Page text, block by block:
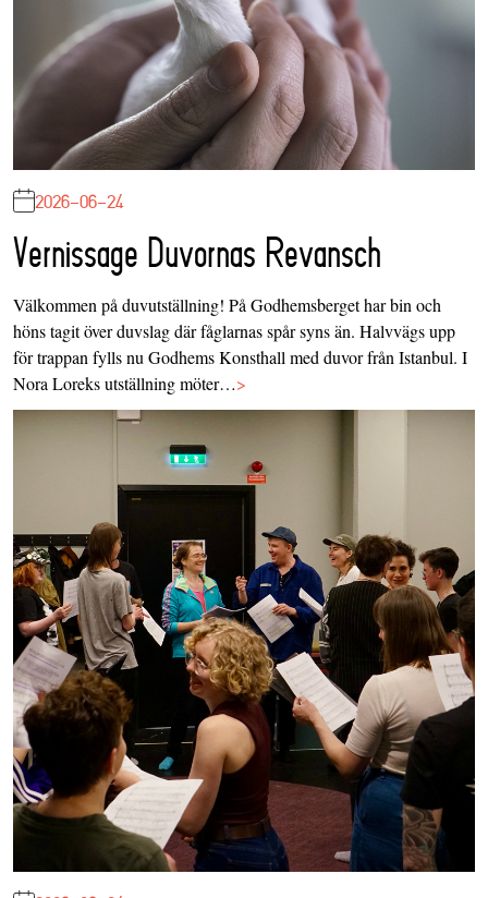
2026-06-24
Vernissage Duvornas Revansch
Välkommen på duvutställning! På Godhemsberget har bin och
höns tagit över duvslag där fåglarnas spår syns än. Halvvägs upp
för trappan fylls nu Godhems Konsthall med duvor från Istanbul. I
Nora Loreks utställning möter…>